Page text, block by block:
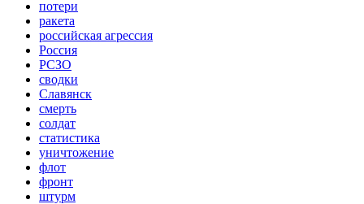
потери
ракета
российская агрессия
Россия
РСЗО
сводки
Славянск
смерть
солдат
статистика
уничтожение
флот
фронт
штурм